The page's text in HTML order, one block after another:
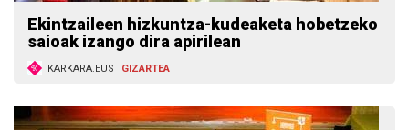
Ekintzaileen hizkuntza-kudeaketa hobetzeko
saioak izango dira apirilean
KARKARA.EUS GIZARTEA